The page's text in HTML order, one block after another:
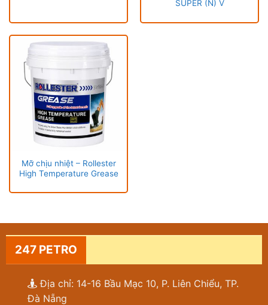
SUPER (N) V
Mỡ chịu nhiệt – Rollester
High Temperature Grease
247 PETRO
Địa chỉ: 14-16 Bầu Mạc 10, P. Liên Chiểu, TP.
Đà Nẵng